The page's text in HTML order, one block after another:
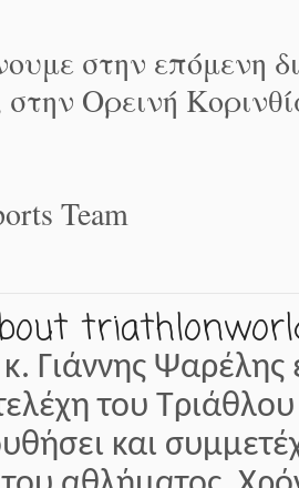
στην επόμενη
Ορεινή
Team
Γιάννης Ψαρέλης
του
και